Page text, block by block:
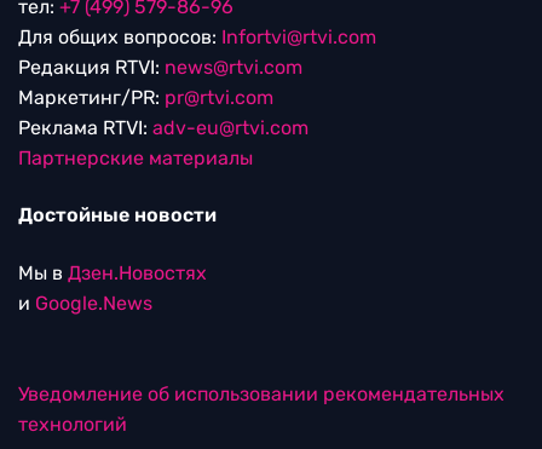
тел: +7 (499) 579-86-96
Для общих вопросов: Infortvi@rtvi.com
Редакция RTVI: news@rtvi.com
Маркетинг/PR: pr@rtvi.com
Реклама RTVI: adv-eu@rtvi.com
Партнерские материалы
Достойные новости
Мы в Дзен.Новостях
и Google.News
Уведомление об использовании рекомендательных
технологий